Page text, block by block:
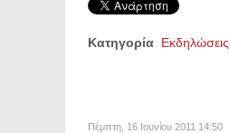
Κατηγορία Εκδηλώσεις
Πέμπτη, 16 Ιουνίου 2011 14:50